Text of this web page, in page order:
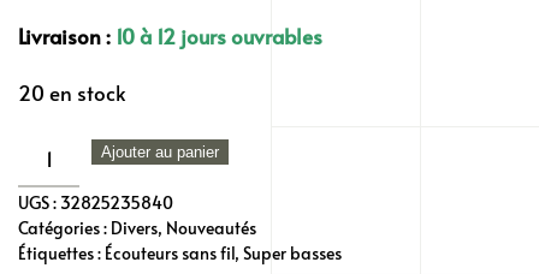
Livraison : 10 à 12 jours ouvrables
20 en stock
quantité
de
Mpow
Flame
Ajouter au panier
UGS : 32825235840
Catégories : Divers, Nouveautés
Étiquettes : Écouteurs sans fil, Super basses